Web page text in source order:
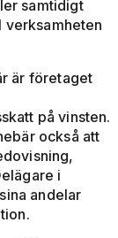
samtidigt
verksamheten
är företaget
på vinsten.
också att
i
andelar